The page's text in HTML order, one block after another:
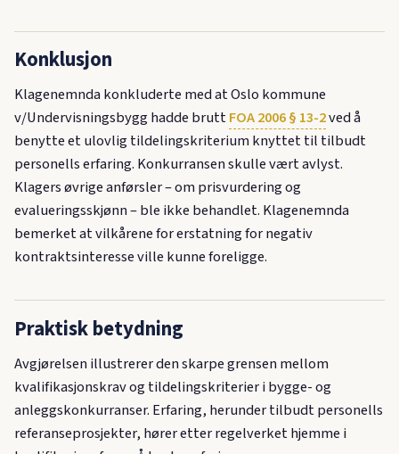
Konklusjon
Klagenemnda konkluderte med at Oslo kommune
v/Undervisningsbygg hadde bruttFOA 2006 § 13-2ved å
benytte et ulovlig tildelingskriterium knyttet til tilbudt
personells erfaring. Konkurransen skulle vært avlyst.
Klagers øvrige anførsler – om prisvurdering og
evalueringsskjønn – ble ikke behandlet. Klagenemnda
bemerket at vilkårene for erstatning for negativ
kontraktsinteresse ville kunne foreligge.
Praktisk betydning
Avgjørelsen illustrerer den skarpe grensen mellom
kvalifikasjonskrav og tildelingskriterier i bygge- og
anleggskonkurranser. Erfaring, herunder tilbudt personells
referanseprosjekter, hører etter regelverket hjemme i